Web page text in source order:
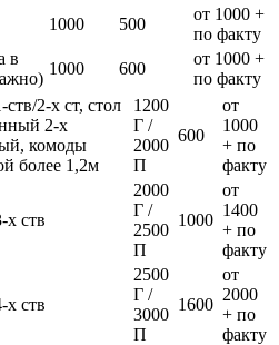
1000 500
от 1000 +
по факту
в
1000 600
от 1000 +
по факту
2-х ст, стол
2-х
комоды
более 1,2м
1200
Г /
2000
П
600
от
1000
+ по
факту
ств
2000
Г /
2500
П
1000
от
1400
+ по
факту
ств
2500
Г /
3000
П
1600
от
2000
+ по
факту